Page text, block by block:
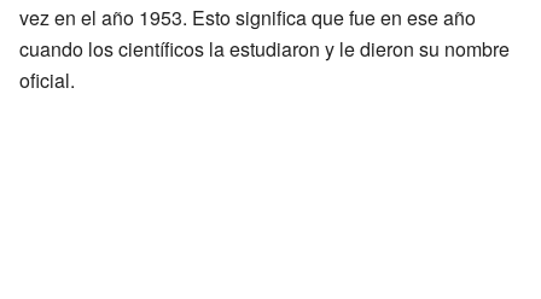
vez en el año 1953. Esto significa que fue en ese año
cuando los científicos la estudiaron y le dieron su nombre
oficial.